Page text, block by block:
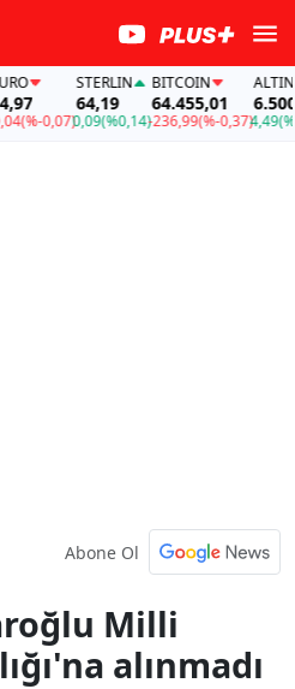
0,07)
STERLIN
64,19
0,09(%0,14)
BITCOIN
64.455,01
-236,99(%-0,37)
ALTIN
6.500,58
4,49
Abone Ol
Milli
alınmadı